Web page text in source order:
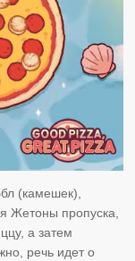
(камешек),
Жетоны пропуска,
а затем
речь идет о